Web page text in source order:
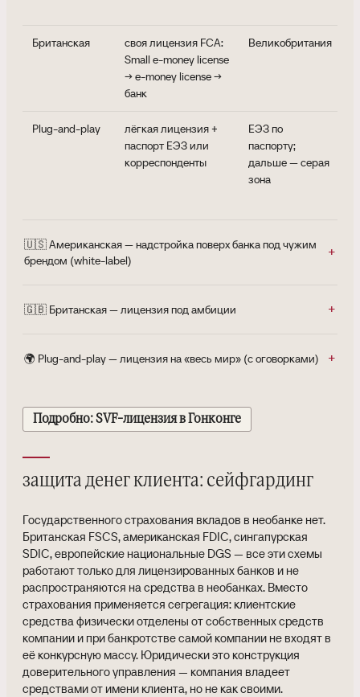
Британская
своя лицензия FCA:
Small e-money license
→ e-money license →
банк
Великобритания
Plug-and-play
лёгкая лицензия +
паспорт ЕЭЗ или
корреспонденты
ЕЭЗ по
паспорту;
дальше — серая
зона
🇺🇸 Американская — надстройка поверх банка под чужим
брендом (white-label)
🇬🇧 Британская — лицензия под амбиции
🌍 Plug-and-play — лицензия на «весь мир» (с оговорками)
Подробно: SVF-лицензия в Гонконге
защита денег клиента: сейфгардинг
Государственного страхования вкладов в необанке нет.
Британская FSCS, американская FDIC, сингапурская
SDIC, европейские национальные DGS — все эти схемы
работают только для лицензированных банков и не
распространяются на средства в необанках. Вместо
страхования применяется сегрегация: клиентские
средства физически отделены от собственных средств
компании и при банкротстве самой компании не входят в
её конкурсную массу. Юридически это конструкция
доверительного управления — компания владеет
средствами от имени клиента, но не как своими.